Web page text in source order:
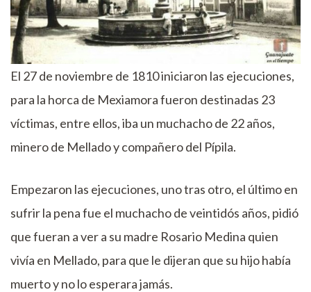
El 27 de noviembre de 1810 iniciaron las ejecuciones,
para la horca de Mexiamora fueron destinadas 23
víctimas, entre ellos, iba un muchacho de 22 años,
minero de Mellado y compañero del Pípila.
Empezaron las ejecuciones, uno tras otro, el último en
sufrir la pena fue el muchacho de veintidós años, pidió
que fueran a ver a su madre Rosario Medina quien
vivía en Mellado, para que le dijeran que su hijo había
muerto y no lo esperara jamás.